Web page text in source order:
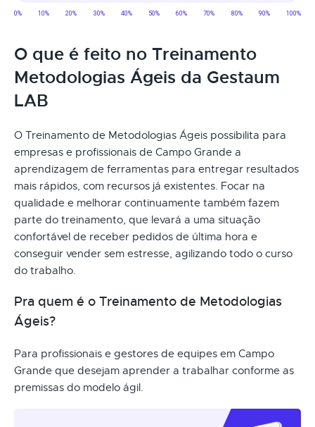
O que é feito no Treinamento
Metodologias Ágeis da Gestaum
LAB
O Treinamento de Metodologias Ágeis possibilita para
empresas e profissionais de Campo Grande a
aprendizagem de ferramentas para entregar resultados
mais rápidos, com recursos já existentes. Focar na
qualidade e melhorar continuamente também fazem
parte do treinamento, que levará a uma situação
confortável de receber pedidos de última hora e
conseguir vender sem estresse, agilizando todo o curso
do trabalho.
Pra quem é o Treinamento de Metodologias
Ágeis?
Para profissionais e gestores de equipes em Campo
Grande que desejam aprender a trabalhar conforme as
premissas do modelo ágil.